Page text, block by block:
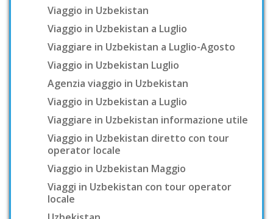
Viaggio in Uzbekistan
Viaggio in Uzbekistan a Luglio
Viaggiare in Uzbekistan a Luglio-Agosto
Viaggio in Uzbekistan Luglio
Agenzia viaggio in Uzbekistan
Viaggio in Uzbekistan a Luglio
Viaggiare in Uzbekistan informazione utile
Viaggio in Uzbekistan diretto con tour
operator locale
Viaggio in Uzbekistan Maggio
Viaggi in Uzbekistan con tour operator
locale